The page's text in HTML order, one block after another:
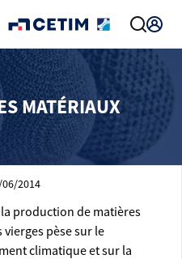
MATÉRIAUX
2014
production de matières
vierges pèse sur le
climatique et sur la